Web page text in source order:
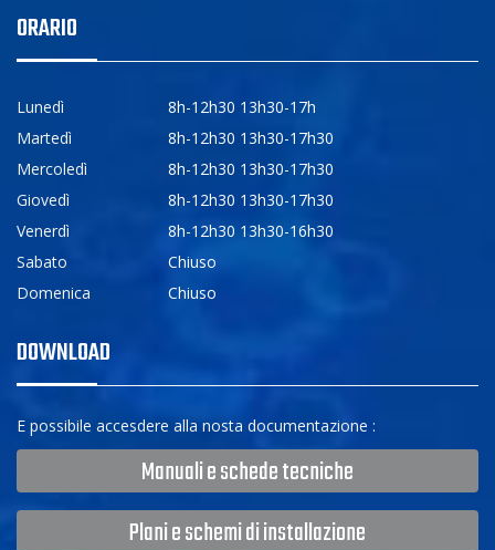
ORARIO
Lunedì
8h-12h30 13h30-17h
Martedì
8h-12h30 13h30-17h30
Mercoledì
8h-12h30 13h30-17h30
Giovedì
8h-12h30 13h30-17h30
Venerdì
8h-12h30 13h30-16h30
Sabato
Chiuso
Domenica
Chiuso
DOWNLOAD
E possibile accesdere alla nosta documentazione :
Manuali e schede tecniche
Plani e schemi di installazione